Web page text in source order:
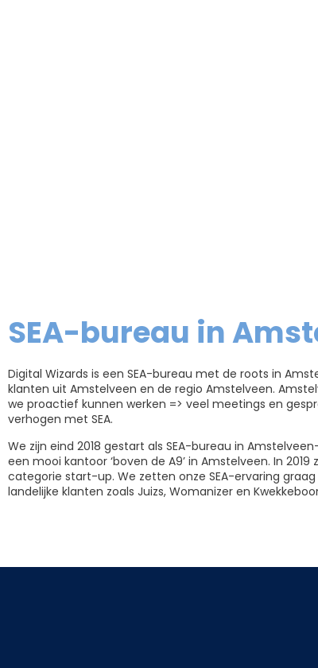
SEA-bureau in
Digital Wizards is een SEA-bureau met de roots in
klanten uit Amstelveen en de regio Amstelveen.
we proactief kunnen werken => veel meetings en
verhogen met SEA.
We zijn eind 2018 gestart als SEA-bureau in
een mooi kantoor ‘boven de A9’ in Amstelveen. In
categorie start-up. We zetten onze SEA-ervaring
landelijke klanten zoals Juizs, Womanizer en